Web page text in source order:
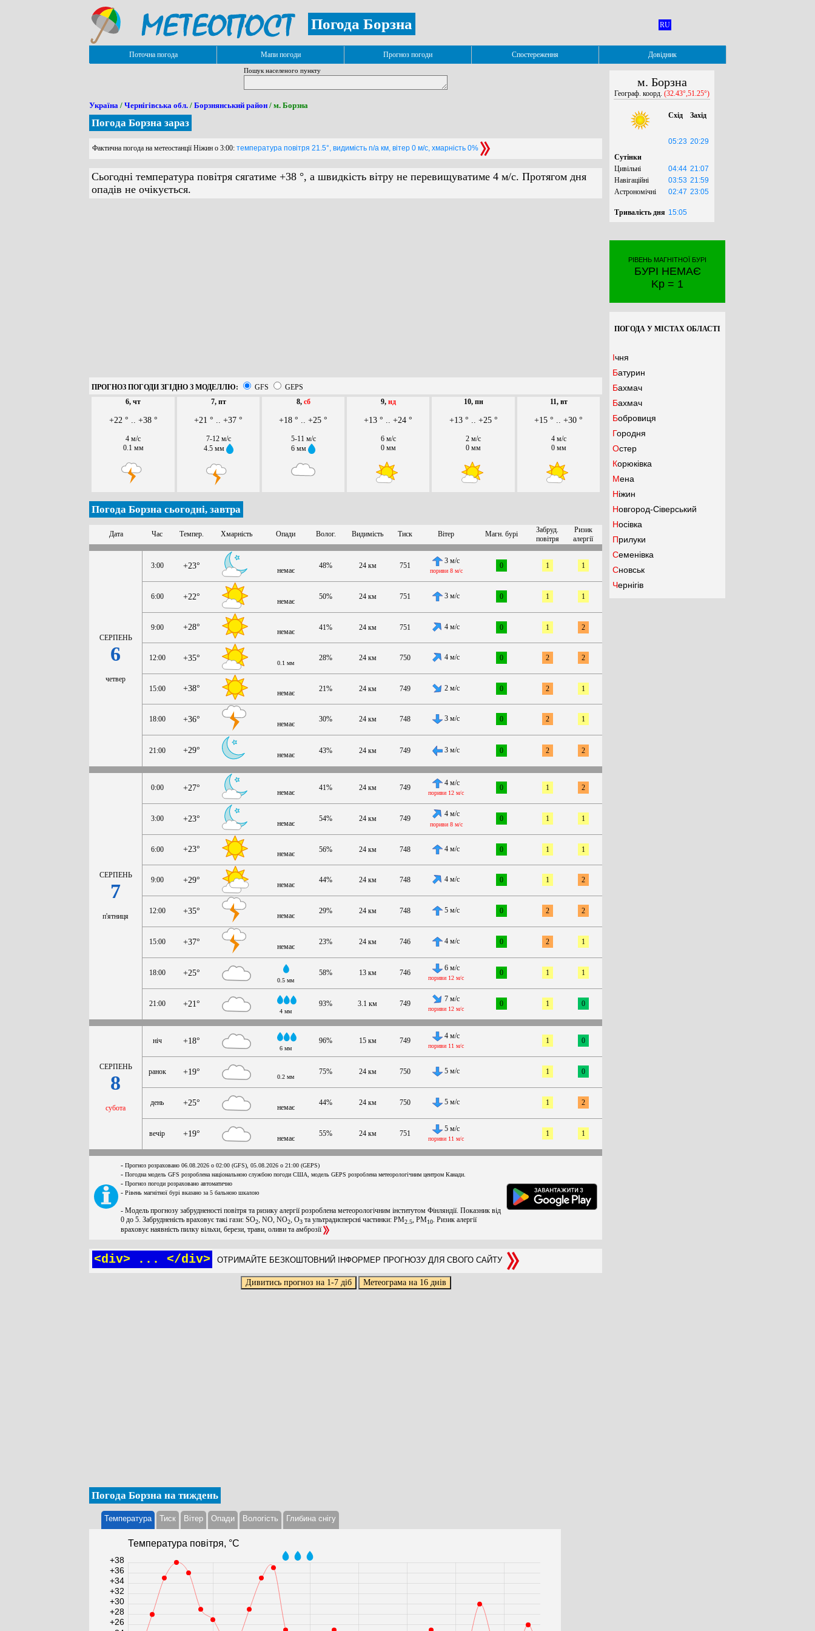
Погода Борзна RU
Поточна погода Мапи погоди Прогноз погоди Спостереження Довідник
Пошук населеного пункту
Україна / Чернігівська обл. / Борзнянський район / м. Борзна
Погода Борзна зараз
Фактична погода на метеостанції Ніжин о 3:00: температура повітря 21.5°, видимість n/a км, вітер 0 м/с, хмарність 0%
Сьогодні температура повітря сягатиме +38 °, а швидкість вітру не перевищуватиме 4 м/с. Протягом дня
опадів не очікується.
ПРОГНОЗ ПОГОДИ ЗГІДНО З МОДЕЛЛЮ: GFS
GEPS
6, чт
+22 ° .. +38 °
4 м/с
0.1 мм
7, пт
+21 ° .. +37 °
7-12 м/с
4.5 мм
8, сб
+18 ° .. +25 °
5-11 м/с
6 мм
9, нд
+13 ° .. +24 °
6 м/с
0 мм
10, пн
+13 ° .. +25 °
2 м/с
0 мм
11, вт
+15 ° .. +30 °
4 м/с
0 мм
Погода Борзна сьогодні, завтра
Дата Час Темпер. Хмарність Опади Волог. Видимість Тиск Вітер Магн. бурі
Забруд.
повітря
Ризик
алергії
СЕРПЕНЬ
6
четвер
3:00 +23° немає
48% 24 км 751
3 м/с
пориви 8 м/с
0 1 1
6:00 +22° немає
50% 24 км 751 3 м/с 0 1 1
9:00 +28° немає 41% 24 км 751 4 м/с 0 1 2
12:00 +35°
0.1 мм
28% 24 км 750 4 м/с 0 2 2
15:00 +38° немає 21% 24 км 749 2 м/с 0 2 1
18:00 +36° немає
30% 24 км 748 3 м/с 0 2 1
21:00 +29° немає 43% 24 км 749 3 м/с 0 2 2
СЕРПЕНЬ
7
п'ятниця
0:00 +27° немає
41% 24 км 749
4 м/с
пориви 12 м/с
0 1 2
3:00 +23° немає
54% 24 км 749
4 м/с
пориви 8 м/с
0 1 1
6:00 +23° немає 56% 24 км 748 4 м/с 0 1 1
9:00 +29° немає
44% 24 км 748 4 м/с 0 1 2
12:00 +35° немає
29% 24 км 748 5 м/с 0 2 2
15:00 +37° немає
23% 24 км 746 4 м/с 0 2 1
18:00 +25°
0.5 мм
58% 13 км 746
6 м/с
пориви 12 м/с
0 1 1
21:00 +21°
4 мм
93% 3.1 км 749
7 м/с
пориви 12 м/с
0 1 0
СЕРПЕНЬ
8
субота
ніч +18°
6 мм
96% 15 км 749
4 м/с
пориви 11 м/с
1 0
ранок +19°
0.2 мм
75% 24 км 750 5 м/с 1 0
день +25° немає
44% 24 км 750 5 м/с 1 2
вечір +19° немає
55% 24 км 751
5 м/с
пориви 11 м/с
1 1
- Прогноз розраховано 06.08.2026 о 02:00 (GFS), 05.08.2026 о 21:00 (GEPS)
- Погодна модель GFS розроблена національною службою погоди США, модель GEPS розроблена метеорологічним центром Канади.
- Прогноз погоди розраховано автоматично
- Рівень магнітної бурі вказано за 5 бальною шкалою
- Модель прогнозу забрудненості повітря та ризику алергії розроблена метеорологічним інститутом Фінляндії. Показник від
0 до 5. Забрудненість враховує такі гази: SO2 , NO, NO2 , O3 та ультрадисперсні частинки: PM2.5 , PM10 . Ризик алергії
враховує наявність пилку вільхи, берези, трави, оливи та амброзії
<div> ... </div> ОТРИМАЙТЕ БЕЗКОШТОВНИЙ ІНФОРМЕР ПРОГНОЗУ ДЛЯ СВОГО САЙТУ
Погода Борзна на тиждень
Температура Тиск Вітер Опади Вологість Глибина снігу
Температура повітря, °С
+26
+28
+30
+32
+34
+36
+38
м. Борзна
Географ. коорд. (32.43°,51.25°)
Схід Захід
05:23 20:29
Сутінки
Цивільні
04:44 21:07
Навігаційні
03:53 21:59
Астрономічні
02:47 23:05
Тривалість дня 15:05
РІВЕНЬ МАГНІТНОЇ БУРІ
БУРІ НЕМАЄ
Kp = 1
ПОГОДА У МІСТАХ ОБЛАСТІ
Ічня
Батурин
Бахмач
Бахмач
Бобровиця
Городня
Остер
Корюківка
Мена
Ніжин
Новгород-Сіверський
Носівка
Прилуки
Семенівка
Сновськ
Чернігів